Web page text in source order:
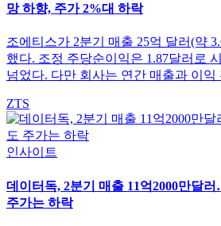
망 하향, 주가 2%대 하락
조에티스가 2분기 매출 25억 달러(약
했다. 조정 주당순이익은 1.87달러로
넘었다. 다만 회사는 연간 매출과 이익
ZTS
인사이트
데이터독, 2분기 매출 11억2000만달
주가는 하락